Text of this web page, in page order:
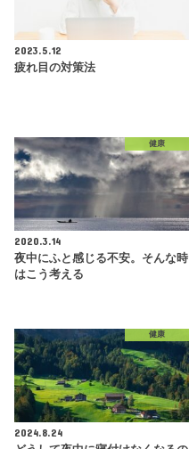
2023.5.12
疲れ目の対策法
健康
2020.3.14
夜中にふと感じる不安。そんな時
はこう考える
健康
2024.8.24